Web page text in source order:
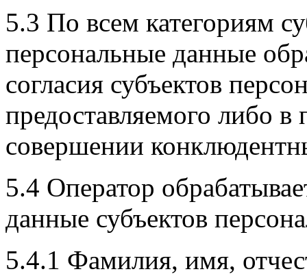
5.3 По всем категориям
персональные данные
согласия субъектов
предоставляемого либо
совершении
5.4 Оператор
данные субъектов
5.4.1 Фамилия, имя,